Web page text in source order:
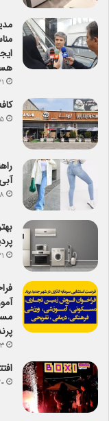
۲۱
۱۵
۸ اسفند ۱۴۰۲
۲۱
۲۳
۲۰